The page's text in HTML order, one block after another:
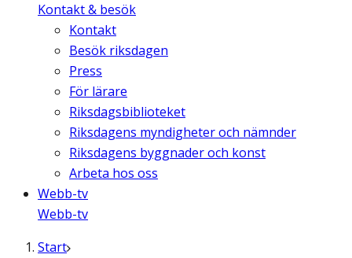
Kontakt & besök
Kontakt
Besök riksdagen
Press
För lärare
Riksdagsbiblioteket
Riksdagens myndigheter och nämnder
Riksdagens byggnader och konst
Arbeta hos oss
Webb-tv
Webb-tv
Start